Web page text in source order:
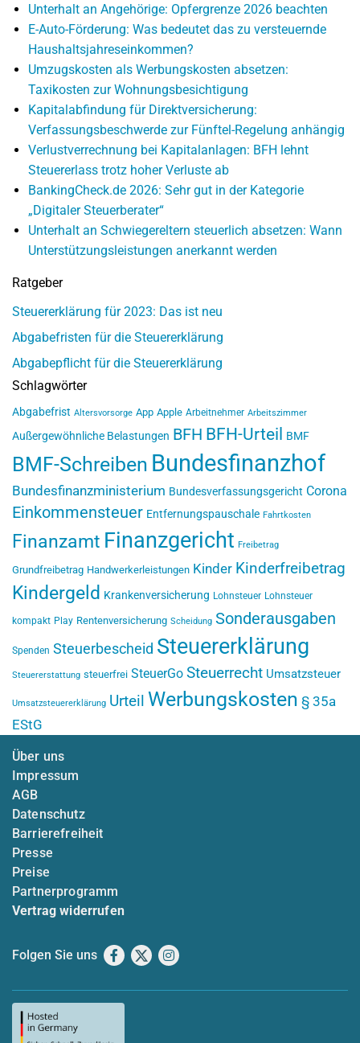
Unterhalt an Angehörige: Opfergrenze 2026 beachten
E-Auto-Förderung: Was bedeutet das zu versteuernde
Haushaltsjahreseinkommen?
Umzugskosten als Werbungskosten absetzen:
Taxikosten zur Wohnungsbesichtigung
Kapitalabfindung für Direktversicherung:
Verfassungsbeschwerde zur Fünftel-Regelung anhängig
Verlustverrechnung bei Kapitalanlagen: BFH lehnt
Steuererlass trotz hoher Verluste ab
BankingCheck.de 2026: Sehr gut in der Kategorie
„Digitaler Steuerberater“
Unterhalt an Schwiegereltern steuerlich absetzen: Wann
Unterstützungsleistungen anerkannt werden
Ratgeber
Steuererklärung für 2023: Das ist neu
Abgabefristen für die Steuererklärung
Abgabepflicht für die Steuererklärung
Schlagwörter
Abgabefrist Altersvorsorge App Apple Arbeitnehmer Arbeitszimmer
Außergewöhnliche Belastungen BFH BFH-Urteil BMF
BMF-Schreiben Bundesfinanzhof
Bundesfinanzministerium Bundesverfassungsgericht Corona
Einkommensteuer Entfernungspauschale Fahrtkosten
Finanzamt Finanzgericht Freibetrag
Grundfreibetrag Handwerkerleistungen Kinder Kinderfreibetrag
Kindergeld Krankenversicherung Lohnsteuer Lohnsteuer
kompakt Play Rentenversicherung Scheidung Sonderausgaben
Spenden Steuerbescheid Steuererklärung
Steuererstattung steuerfrei SteuerGo Steuerrecht Umsatzsteuer
Umsatzsteuererklärung Urteil Werbungskosten § 35a
EStG
Über uns
Impressum
AGB
Datenschutz
Barrierefreiheit
Presse
Preise
Partnerprogramm
Vertrag widerrufen
Folgen Sie uns Facebook
X Instagram